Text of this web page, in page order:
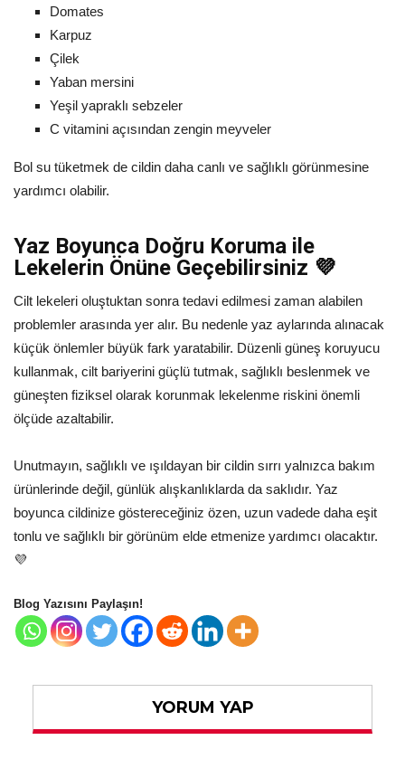
Domates
Karpuz
Çilek
Yaban mersini
Yeşil yapraklı sebzeler
C vitamini açısından zengin meyveler
Bol su tüketmek de cildin daha canlı ve sağlıklı görünmesine
yardımcı olabilir.
Yaz Boyunca Doğru Koruma ile
Lekelerin Önüne Geçebilirsiniz 💜
Cilt lekeleri oluştuktan sonra tedavi edilmesi zaman alabilen
problemler arasında yer alır. Bu nedenle yaz aylarında alınacak
küçük önlemler büyük fark yaratabilir. Düzenli güneş koruyucu
kullanmak, cilt bariyerini güçlü tutmak, sağlıklı beslenmek ve
güneşten fiziksel olarak korunmak lekelenme riskini önemli
ölçüde azaltabilir.
Unutmayın, sağlıklı ve ışıldayan bir cildin sırrı yalnızca bakım
ürünlerinde değil, günlük alışkanlıklarda da saklıdır. Yaz
boyunca cildinize göstereceğiniz özen, uzun vadede daha eşit
tonlu ve sağlıklı bir görünüm elde etmenize yardımcı olacaktır.
💜
Blog Yazısını Paylaşın!
YORUM YAP